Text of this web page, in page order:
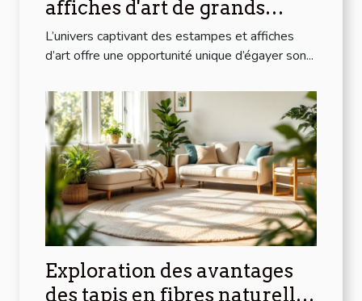
affiches d'art de grands
artistes modernes à prix
abordables
L’univers captivant des estampes et affiches
d’art offre une opportunité unique d’égayer son...
Exploration des avantages
des tapis en fibres naturelles